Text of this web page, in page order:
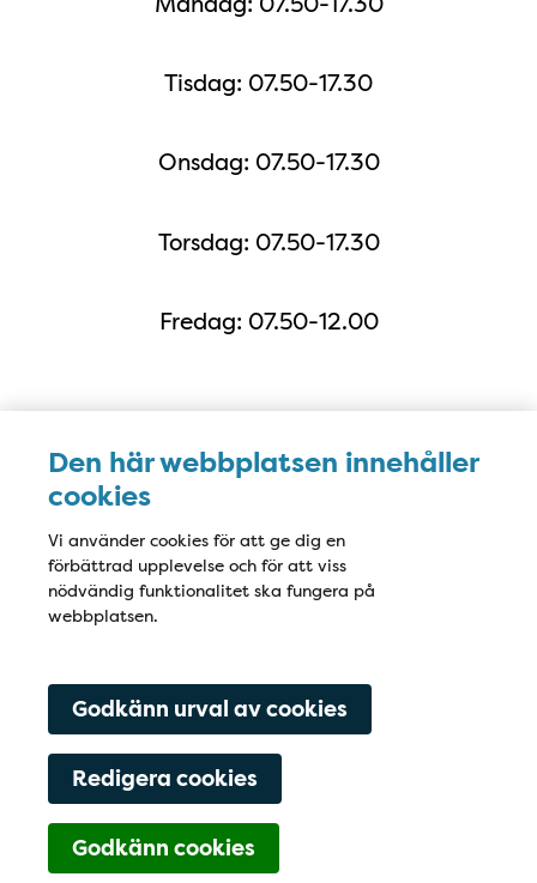
Den här webbplatsen innehåller
cookies
Vi använder cookies för att ge dig en
förbättrad upplevelse och för att viss
nödvändig funktionalitet ska fungera på
webbplatsen.
Godkänn urval av cookies
Redigera cookies
Godkänn cookies
Tisdag: 07.50-17.30
Onsdag: 07.50-17.30
Torsdag: 07.50-17.30
Fredag: 07.50-12.00
Karta